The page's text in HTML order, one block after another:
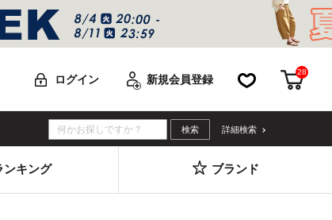
ログイン 新規会員登録 お気に入りカート
28
詳細検索
ンキング ブランド